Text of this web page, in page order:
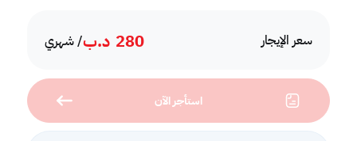
سعر الإيجار 280 د.ب/ شهري
استأجر الآن
-نادي رياضي
-غرفة الألعاب
-خدمة الصيانة
-ساونا وغرفة بخار